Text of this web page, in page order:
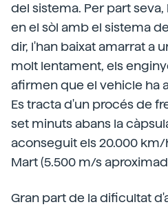
del sistema. Per part
en el sòl amb el sistema
dir, l'han baixat amarrat a
molt lentament, els
afirmen que el vehicle ha
Es tracta d'un procés de
set minuts abans la
aconseguit els 20.000
Mart (5.500 m/s
Gran part de la dificultat